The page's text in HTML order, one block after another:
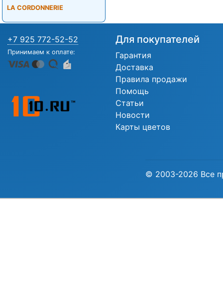
LA CORDONNERIE
+7 925 772-52-52
Принимаем к оплате:
Для покупателей
Гарантия
Доставка
Правила продажи
Помощь
Статьи
Новости
Карты цветов
© 2003-2026 Все